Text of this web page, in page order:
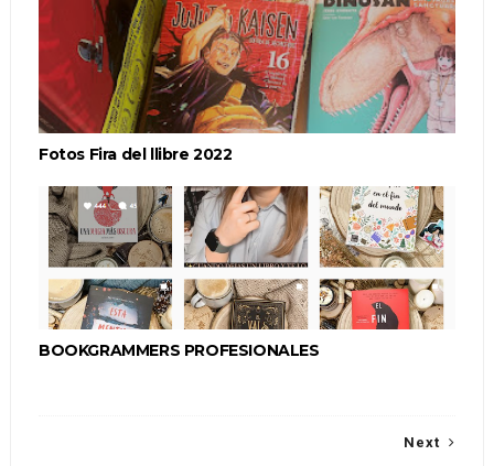
Fotos Fira del llibre 2022
BOOKGRAMMERS PROFESIONALES
Next